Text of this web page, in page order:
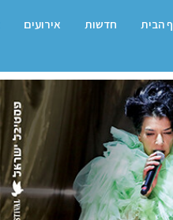
הבית חדשות אירועים